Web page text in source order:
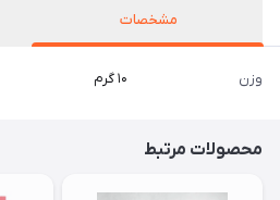
مشخصات
وزن ۱۰ گرم
محصولات مرتبط